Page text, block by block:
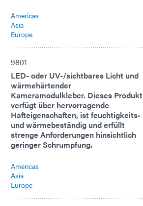
Americas
Asia
Europe
9801
LED- oder UV-/sichtbares Licht und
wärmehärtender
Kameramodulkleber. Dieses Produkt
verfügt über hervorragende
Hafteigenschaften, ist feuchtigkeits-
und wärmebeständig und erfüllt
strenge Anforderungen hinsichtlich
geringer Schrumpfung.
Americas
Asia
Europe